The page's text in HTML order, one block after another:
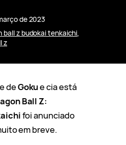
de 2023
ball z budokai tenkaichi
z
deGokue cia está
Ball Z:
foi anunciado
em breve.